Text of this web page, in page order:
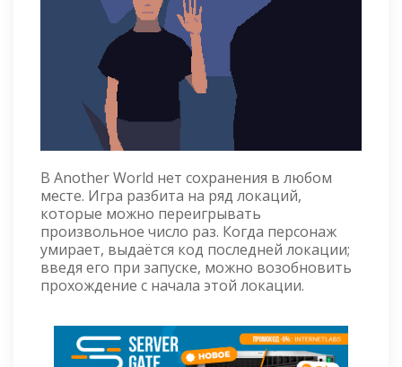
В Another World нет сохранения в любом
месте. Игра разбита на ряд локаций,
которые можно переигрывать
произвольное число раз. Когда персонаж
умирает, выдаётся код последней локации;
введя его при запуске, можно возобновить
прохождение с начала этой локации.